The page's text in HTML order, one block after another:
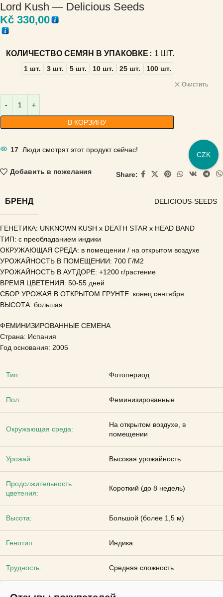
Lord Kush — Delicious Seeds
Kč 330,00
КОЛИЧЕСТВО СЕМЯН В УПАКОВКЕ 1 ШТ.
1 шт. 3 шт. 5 шт. 10 шт. 25 шт. 100 шт.
Очистить
В КОРЗИНУ
17 Люди смотрят этот продукт сейчас!
Добавить в пожелания Share:
БРЕНД DELICIOUS-SEEDS
ГЕНЕТИКА: UNKNOWN KUSH x DEATH STAR x HEAD BAND
ТИП: с преобладанием индики
ОКРУЖАЮЩАЯ СРЕДА: в помещении / на открытом воздухе
УРОЖАЙНОСТЬ В ПОМЕЩЕНИИ: 700 Г/М2
УРОЖАЙНОСТЬ В АУТДОРЕ: +1200 г/растение
ВРЕМЯ ЦВЕТЕНИЯ: 50-55 дней
СБОР УРОЖАЯ В ОТКРЫТОМ ГРУНТЕ: конец сентября
ВЫСОТА: большая
ФЕМИНИЗИРОВАННЫЕ СЕМЕНА
Страна: Испания
Год основания: 2005
Тип: Фотопериод
Пол: Феминизированные
Окружающая среда:
На открытом воздухе, в
помещении
Урожай: Высокая урожайность
Продолжительность
цветения:
Короткий (до 8 недель)
Высота: Большой (более 1,5 м)
Генотип: Индика
Трудность: Средняя сложность
CZK